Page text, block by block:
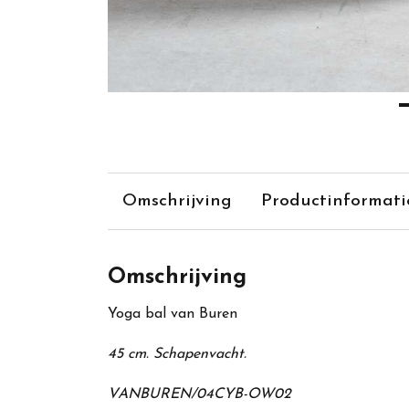
Omschrijving
Omschrijving
Yoga bal van Buren
45 cm. Schapenvacht.
VANBUREN/04CYB-OW02